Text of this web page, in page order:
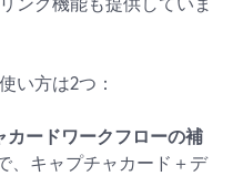
い方は2つ：
カードワークフローの補
、キャプチャカード＋デ